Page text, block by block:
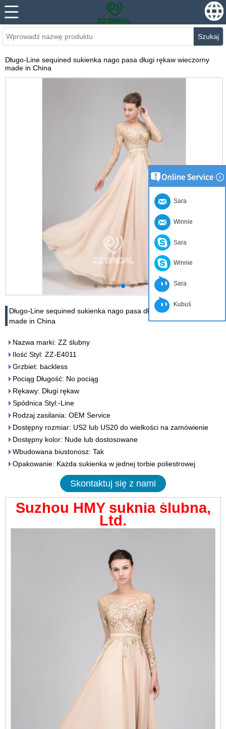
Szukaj
Długo-Line sequined sukienka nago pasa długi rękaw wieczorny
made in China
Długo-Line sequined sukienka nago pasa długi rękaw wieczorny
made in China
Nazwa marki: ZZ ślubny
Ilość Styl: ZZ-E4011
Grzbiet: backless
Pociąg Długość: No pociąg
Rękawy: Długi rękaw
Spódnica Styl:-Line
Rodzaj zasilania: OEM Service
Dostępny rozmiar: US2 lub US20 do wielkości na zamówienie
Dostępny kolor: Nude lub dostosowane
Wbudowana biustonosz: Tak
Opakowanie: Każda sukienka w jednej torbie poliestrowej
Skontaktuj się z nami
Suzhou HMY suknia ślubna,
Ltd.
Sara
Winnie
Sara
Winnie
Sara
Kubuś